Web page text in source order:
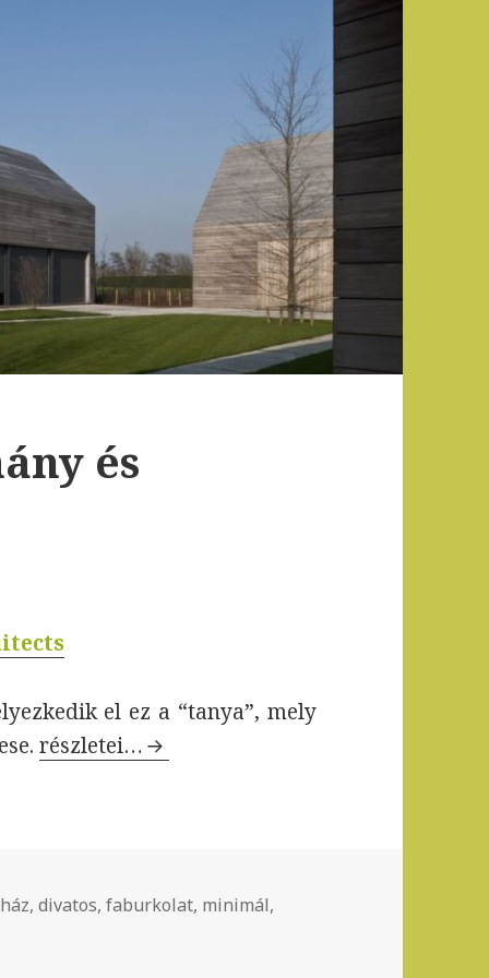
és
el ez a “tanya”, mely
Minimál, hagyomány és természetesség
részletei…
,divatos,faburkolat, minimál,